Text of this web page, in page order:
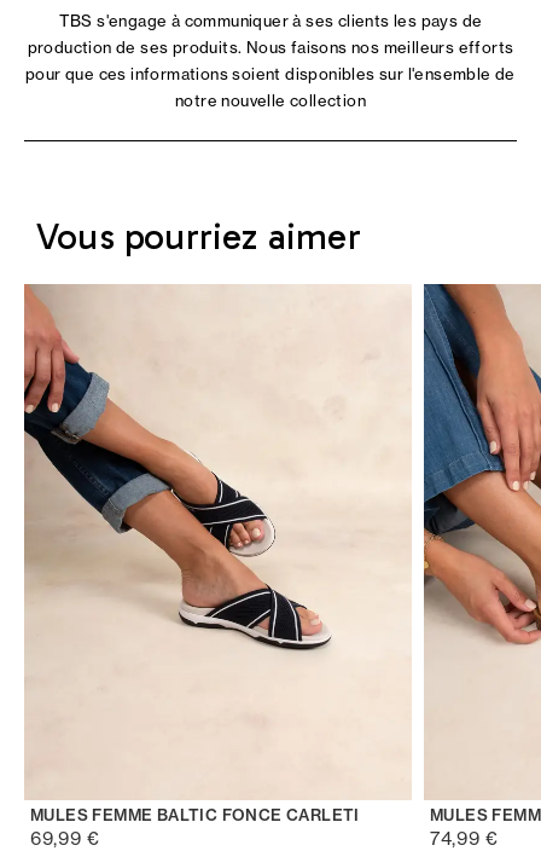
TBS s'engage à communiquer à ses clients les pays de
production de ses produits. Nous faisons nos meilleurs efforts
pour que ces informations soient disponibles sur l'ensemble de
notre nouvelle collection
Vous pourriez aimer
MULES FEMME BALTIC FONCE CARLETI
69,99 €
MULES
74,99 €